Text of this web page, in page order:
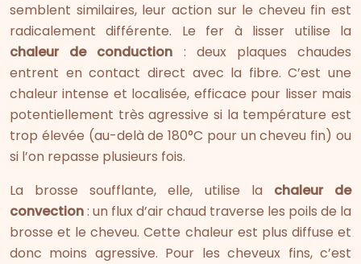
semblent similaires, leur action sur le cheveu fin est
radicalement différente. Le fer à lisser utilise la
chaleur de conduction : deux plaques chaudes
entrent en contact direct avec la fibre. C’est une
chaleur intense et localisée, efficace pour lisser mais
potentiellement très agressive si la température est
trop élevée (au-delà de 180°C pour un cheveu fin) ou
si l’on repasse plusieurs fois.
La brosse soufflante, elle, utilise la chaleur de
convection: un flux d’air chaud traverse les poils de la
brosse et le cheveu. Cette chaleur est plus diffuse et
donc moins agressive. Pour les cheveux fins, c’est